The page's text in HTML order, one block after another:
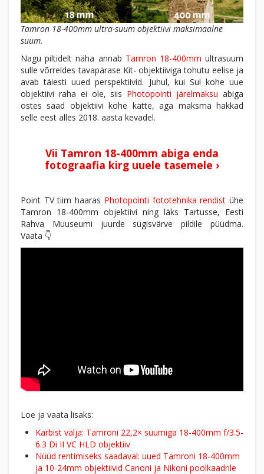
Tamron 18-400mm ultra-suum objektiivi maksimaalne
suum.
Nagu piltidelt näha annab Tamron 18-400mm ultrasuum
sulle võrreldes tavapärase Kit- objektiiviga tohutu eelise ja
avab täiesti uued perspektiivid. Juhul, kui Sul kohe uue
objektiivi raha ei ole, siis Photopointi järelmaksu abiga
ostes saad objektiivi kohe kätte, aga maksma hakkad
selle eest alles 2018. aasta kevadel.
Vii Tamron 18-400mm abiga enda
fotograafia kirg uuele tasemele ›
Point TV tiim haaras Photopointi fototehnika rendist ühe
Tamron 18-400mm objektiivi ning läks Tartusse, Eesti
Rahva Muuseumi juurde sügisvärve pildile püüdma.
Vaata 👇
Loe ja vaata lisaks:
Karbist välja: Tamroni 22,2× suumiga 18-400mm f/3.5-
6.3 Di II VC HLD objektiiv
Nüüd rentimiseks saadaval: uued Tamroni 18-400mm
ja 10-24mm objektiivid Canoni ja Nikoni poolkaadrile